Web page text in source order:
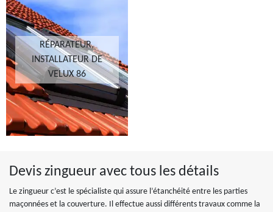
RÉPARATEUR,
INSTALLATEUR DE
VELUX 86
Devis zingueur avec tous les détails
Le zingueur c’est le spécialiste qui assure l’étanchéité entre les parties
maçonnées et la couverture. Il effectue aussi différents travaux comme la